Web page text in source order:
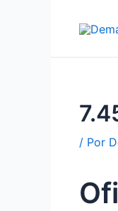
/ Por